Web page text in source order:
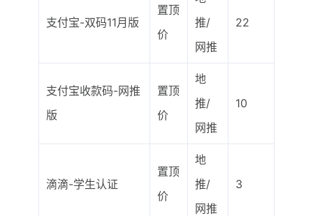
支付宝-双码11月版
置顶
价
推/
网推
22
支付宝收款码-网推
版
置顶
价
地
推/
网推
10
滴滴-学生认证
置顶
价
地
推/
网推
3